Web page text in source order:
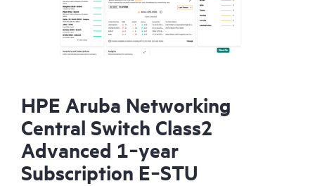
HPE Aruba Networking
Central Switch Class2
Advanced 1‑year
Subscription E‑STU